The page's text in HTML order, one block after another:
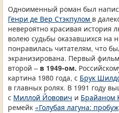
Одноименный роман был
Генри де Вер Стэкпулом в
невероятно красивая история
волею судьбы оказавшихся на
понравилась читателям, что
экранизирована. Первый
второй – в 1949-ом.
картина 1980 года, с Брук
в главных ролях. В 1991 году
с Миллой Йовович и Брайаном
ремейк «Голубая лагуна: